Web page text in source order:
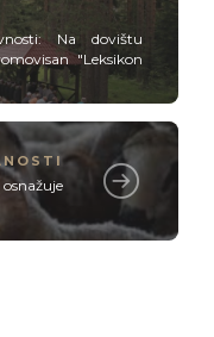
Na dovištu
"Leksikon